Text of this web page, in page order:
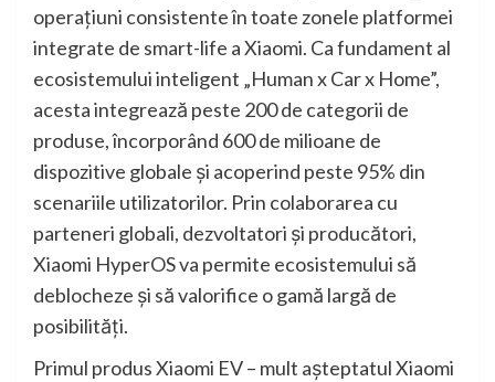
operațiuni consistente în toate zonele platformei
integrate de smart-life a Xiaomi. Ca fundament al
ecosistemului inteligent „Human x Car x Home”,
acesta integrează peste 200 de categorii de
produse, încorporând 600 de milioane de
dispozitive globale și acoperind peste 95% din
scenariile utilizatorilor. Prin colaborarea cu
parteneri globali, dezvoltatori și producători,
Xiaomi HyperOS va permite ecosistemului să
deblocheze și să valorifice o gamă largă de
posibilități.
Primul produs Xiaomi EV – mult așteptatul Xiaomi